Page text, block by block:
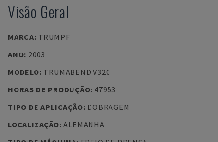
Visão Geral
MARCA: TRUMPF
ANO: 2003
MODELO: TRUMABEND V320
HORAS DE PRODUÇÃO: 47953
TIPO DE APLICAÇÃO: DOBRAGEM
LOCALIZAÇÃO:ALEMANHA